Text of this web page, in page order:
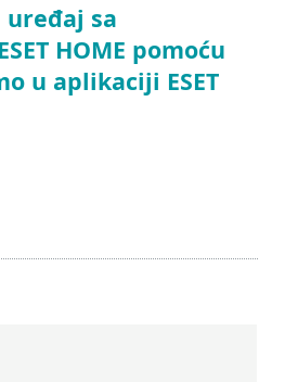
uređaj sa
HOME pomoću
u aplikaciji ESET